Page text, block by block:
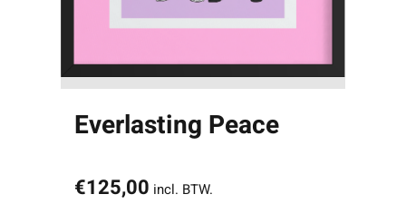
Everlasting Peace
€125,00 incl. BTW.